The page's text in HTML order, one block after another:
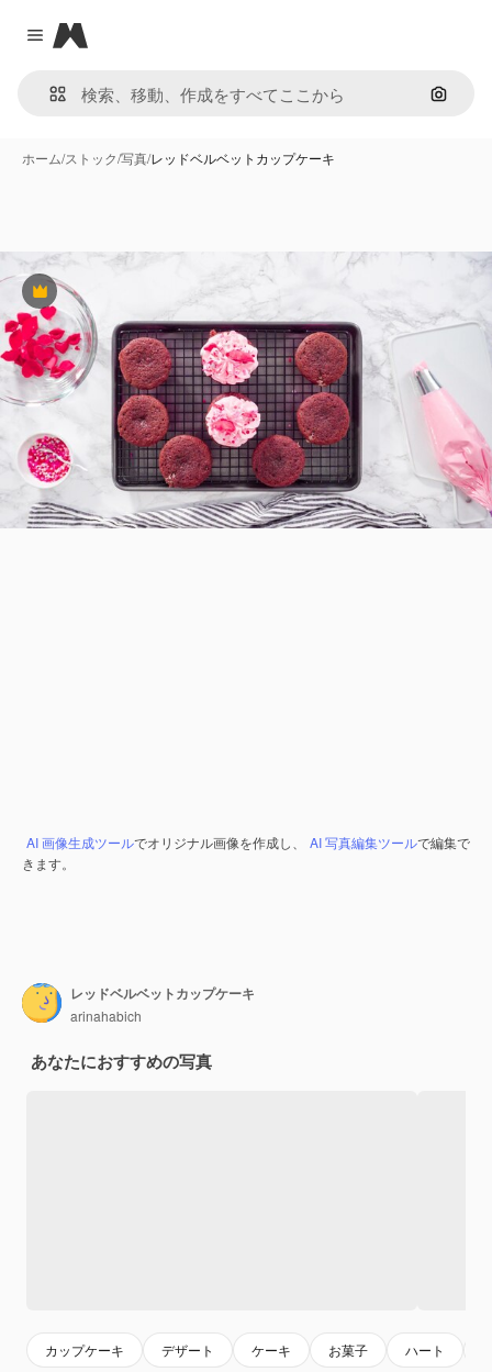
Close menu
Magnific
画像で
ホーム/ストック/写真/レッドベルベットカップケーキ
Premium
AI 画像生成ツールでオリジナル画像を作成し、 AI 写真編集ツールで編集で
きます。
レッドベルベットカップケーキ
arinahabich
あなたにおすすめの写真
カップケーキ デザート ケーキ お菓子 ハート